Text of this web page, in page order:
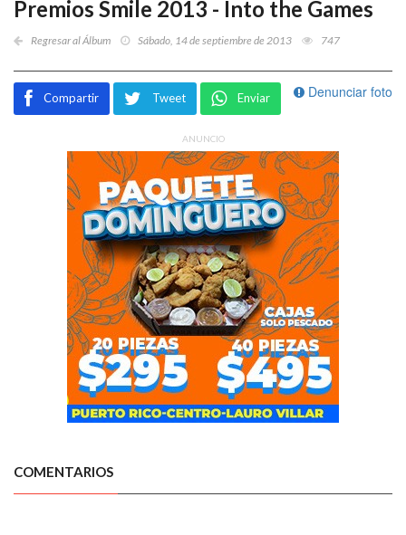
Premios Smile 2013 - Into the Games
Regresar al Álbum Sábado, 14 de septiembre de 2013 747
Denunciar foto
Compartir Tweet Enviar
ANUNCIO
COMENTARIOS